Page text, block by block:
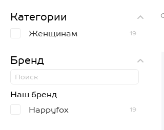
Категории
Женщинам 19
Бренд
Наш бренд
Happyfox
19